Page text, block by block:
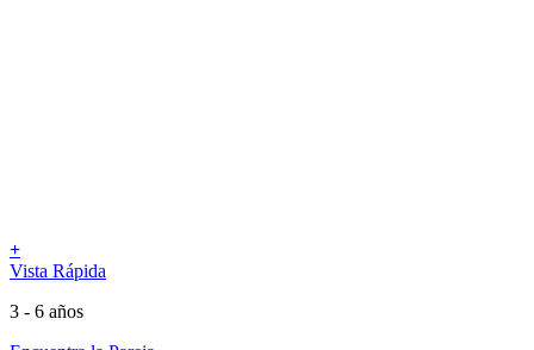
+
Vista Rápida
3 - 6 años